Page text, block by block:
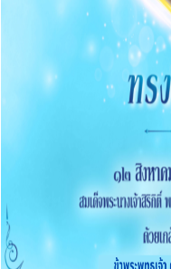
O15 ประมวลจริยธรร
การขับเคลื่อนจริยธ
การส่งเสริมความ
O16 แนวปฏิบัติการจัด
ประพฤติมิชอบ
O17 ช่องทางแจ้งเรื่อ
O18 ข้อมูลสถิติเรื่องร้
O19 การเปิดโอกาสให้